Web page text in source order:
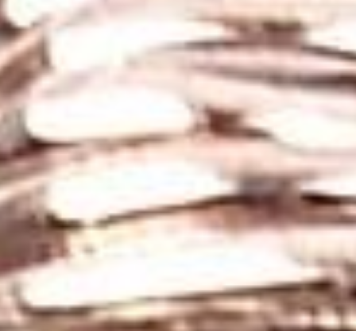
meditasyon ve spiritüel çalışmalar sırasında
kullanılması önerilir.
Ruhsal Bağlantı:Rutil kuvarsın, sezgileri güçlendirdiği
ve ruhsal rehberlerle bağlantı kurmaya yardımcı
olduğu düşünülür. Taşın enerjisinin, ruhsal farkındalığı
artırdığı ve meditasyonu derinleştirdiği kabul
edilmektedir.
Duygusal İyileşme:
Rutil kuvars taşının, duygusal
yaraları iyileştirdiği ve kişinin kendine olan güvenini
artırdığı kabul edilir. Özellikle stres ve kaygı
durumlarında rahatlama sağladığı söylenir.
Rutil Kuvars Taşı Kolye Nasıl
Temizlenir?